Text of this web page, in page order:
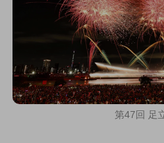
第47回 足